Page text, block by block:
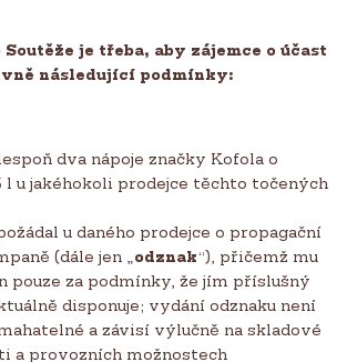
je třeba, aby zájemce o účast
následující podmínky:
dva nápoje značky Kofola o
l u jakéhokoli prodejce těchto točených
u daného prodejce o propagační
(dále jen „ odznak“), přičemž mu
pouze za podmínky, že jím příslušný
disponuje; vydání odznaku není
a závisí výlučně na skladové
a provozních možnostech